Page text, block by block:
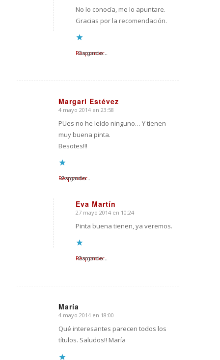
No lo conocía, me lo apuntare.
Gracias por la recomendación.
Cargando...
Responder
Margari Estévez
Dice:
4 mayo 2014 en 23:58
PUes no he leído ninguno… Y tienen
muy buena pinta.
Besotes!!!
Cargando...
Responder
Eva Martín
Dice:
27 mayo 2014 en 10:24
Pinta buena tienen, ya veremos.
Cargando...
Responder
María
Dice:
4 mayo 2014 en 18:00
Qué interesantes parecen todos los
títulos. Saludos!! María